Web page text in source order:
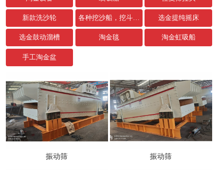
新款洗沙轮 各种挖沙船，挖斗，链条配件 选金提纯摇床
选金鼓动溜槽 淘金毯 淘金虹吸船
手工淘金盆
振动筛 振动筛